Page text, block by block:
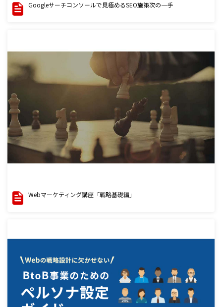
Googleサーチコンソールで見極めるSEO施策次の一手
Webマーケティング講座「戦略基礎編」